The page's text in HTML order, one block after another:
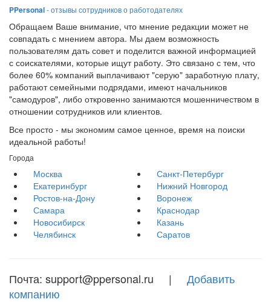
PPersonal- отзывы сотрудников о работодателях
Обращаем Ваше внимание, что мнение редакции может не
совпадать с мнением автора. Мы даем возможность
пользователям дать совет и поделится важной информацией
с соискателями, которые ищут работу. Это связано с тем, что
более 60% компаний выплачивают "серую" заработную плату,
работают семейными подрядами, имеют начальников
"самодуров", либо откровенно занимаются мошенничеством в
отношении сотрудников или клиентов.
Все просто - мы экономим самое ценное, время на поиски
идеальной работы!
Города
Москва
Санкт-Петербург
Екатеринбург
Нижний Новгород
Ростов-на-Дону
Воронеж
Самара
Краснодар
Новосибирск
Казань
Челябинск
Саратов
Почта: support@ppersonal.ru | Добавить
компанию